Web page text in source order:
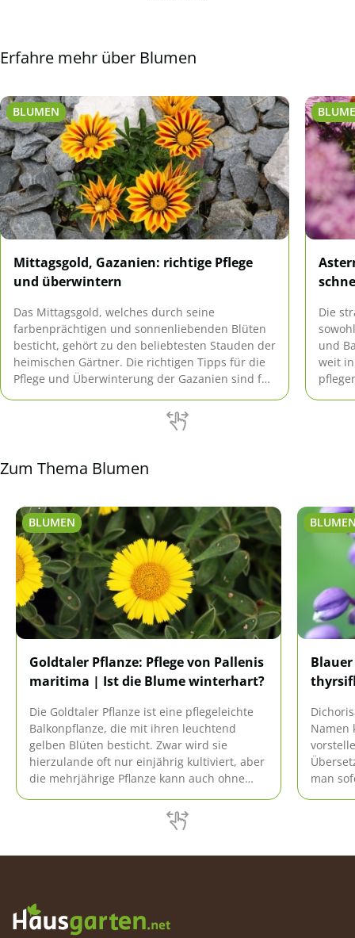
Erfahre mehr über Blumen
BLUMEN
Mittagsgold, Gazanien: richtige Pflege
und überwintern
Das Mittagsgold, welches durch seine
farbenprächtigen und sonnenliebenden Blüten
besticht, gehört zu den beliebtesten Stauden der
heimischen Gärtner. Die richtigen Tipps für die
Pflege und Überwinterung der Gazanien sind für
Die
und
weit
Zum Thema Blumen
BLUMEN
Goldtaler Pflanze: Pflege von Pallenis
maritima | Ist die Blume winterhart?
Die Goldtaler Pflanze ist eine pflegeleichte
Balkonpflanze, die mit ihren leuchtend
gelben Blüten besticht. Zwar wird sie
hierzulande oft nur einjährig kultiviert, aber
die mehrjährige Pflanze kann auch ohne
Namen
man